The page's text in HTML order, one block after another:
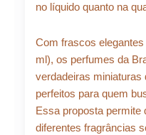
no líquido quanto na
Com frascos
ml), os perfumes da
verdadeiras
perfeitos para quem
Essa proposta permite
diferentes fragrâncias